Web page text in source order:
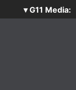
▾ G11 Media:
SecurityOpenLab